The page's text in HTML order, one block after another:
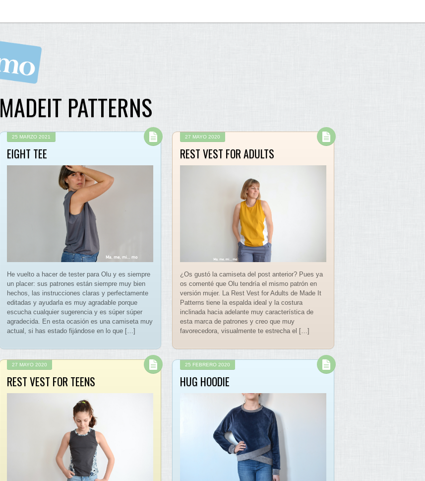
MADEIT PATTERNS
25 MARZO 2021
EIGHT TEE
He vuelto a hacer de tester para Olu y es siempre
un placer: sus patrones están siempre muy bien
hechos, las instrucciones claras y perfectamente
editadas y ayudarla es muy agradable porque
escucha cualquier sugerencia y es súper súper
agradecida. En esta ocasión es una camiseta muy
actual, si has estado fijándose en lo que […]
27 MAYO 2020
REST VEST FOR ADULTS
¿Os gustó la camiseta del post anterior? Pues ya
os comenté que Olu tendría el mismo patrón en
versión mujer. La Rest Vest for Adults de Made It
Patterns tiene la espalda ideal y la costura
inclinada hacia adelante muy característica de
esta marca de patrones y creo que muy
favorecedora, visualmente te estrecha el […]
27 MAYO 2020
REST VEST FOR TEENS
25 FEBRERO 2020
HUG HOODIE